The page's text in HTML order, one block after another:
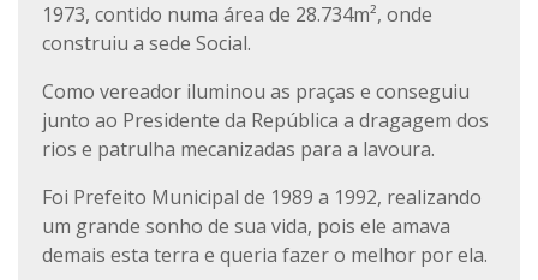
1973, contido numa área de 28.734m², onde
construiu a sede Social.
Como vereador iluminou as praças e conseguiu
junto ao Presidente da República a dragagem dos
rios e patrulha mecanizadas para a lavoura.
Foi Prefeito Municipal de 1989 a 1992, realizando
um grande sonho de sua vida, pois ele amava
demais esta terra e queria fazer o melhor por ela.